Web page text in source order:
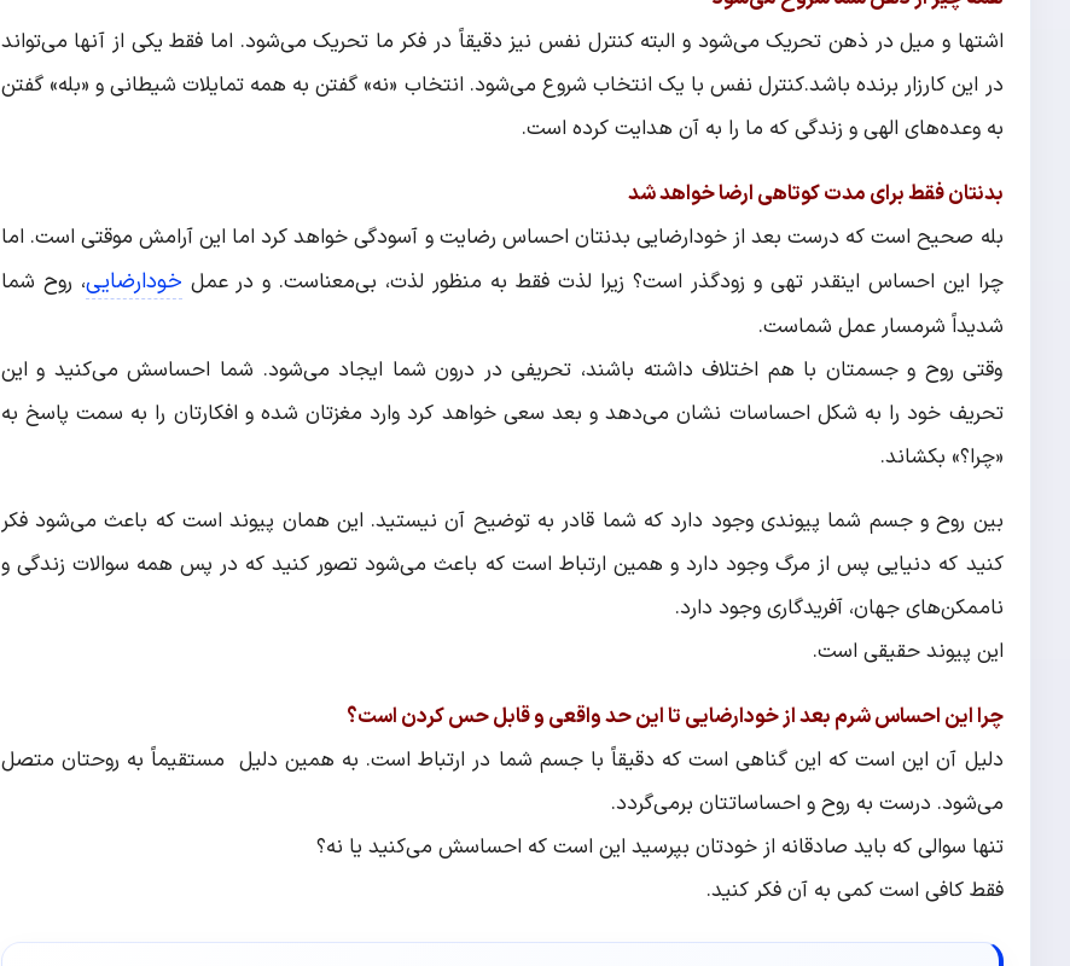
اشتها و میل در ذهن تحریک می‌شود و البته کنترل نفس نیز دقیقاً در فکر ما تحریک می‌شود. اما فقط یکی از آنها می‌تواند
در این کارزار برنده باشد.کنترل نفس با یک انتخاب شروع می‌شود. انتخاب «نه» گفتن به همه تمایلات شیطانی و «بله» گفتن
به وعده‌های الهی و زندگی که ما را به آن هدایت کرده است.
بدنتان فقط برای مدت کوتاهی ارضا خواهد شد
بله صحیح است که درست بعد از خودارضایی بدنتان احساس رضایت و آسودگی خواهد کرد اما این آرامش موقتی است. اما
چرا این احساس اینقدر تهی و زودگذر است؟ زیرا لذت فقط به منظور لذت، بی‌معناست. و در عمل خودارضایی، روح شما
شدیداً شرمسار عمل شماست.
وقتی روح و جسمتان با هم اختلاف داشته باشند، تحریفی در درون شما ایجاد می‌شود. شما احساسش می‌کنید و این
تحریف خود را به شکل احساسات نشان می‌دهد و بعد سعی خواهد کرد وارد مغزتان شده و افکارتان را به سمت پاسخ به
«چرا؟» بکشاند.
بین روح و جسم شما پیوندی وجود دارد که شما قادر به توضیح آن نیستید. این همان پیوند است که باعث می‌شود فکر
کنید که دنیایی پس از مرگ وجود دارد و همین ارتباط است که باعث می‌شود تصور کنید که در پس همه سوالات زندگی و
ناممکن‌های جهان، آفریدگاری وجود دارد.
این پیوند حقیقی است.
چرا این احساس شرم بعد از خودارضایی تا این حد واقعی و قابل حس کردن است؟
دلیل آن این است که این گناهی است که دقیقاً با جسم شما در ارتباط است. به همین دلیل مستقیماً به روحتان متصل
می‌شود. درست به روح و احساساتتان برمی‌گردد.
تنها سوالی که باید صادقانه از خودتان بپرسید این است که احساسش می‌کنید یا نه؟
فقط کافی است کمی به آن فکر کنید.